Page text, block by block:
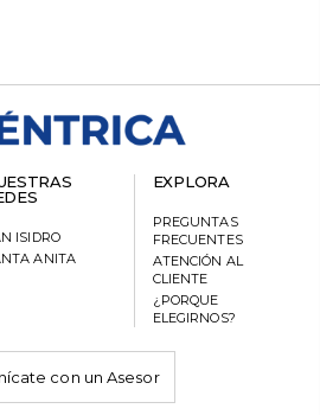
ISIDRO
ANITA
EXPLORA
PREGUNTAS
FRECUENTES
ATENCIÓN AL
CLIENTE
¿PORQUE
ELEGIRNOS?
con un Asesor